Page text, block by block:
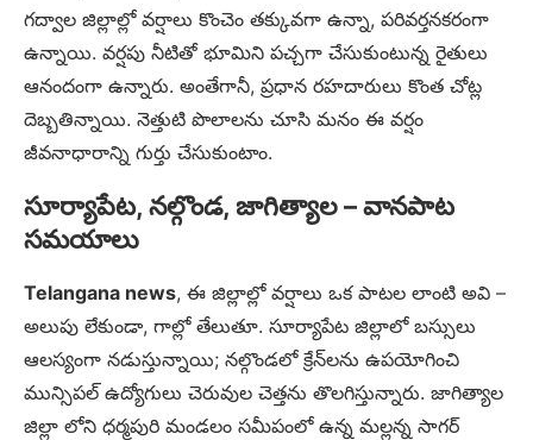
గద్వాల జిల్లాల్లో వర్షాలు కొంచెం తక్కువగా ఉన్నా, పరివర్తనకరంగా
ఉన్నాయి. వర్షపు నీటితో భూమిని పచ్చగా చేసుకుంటున్న రైతులు
ఆనందంగా ఉన్నారు. అంతేగానీ, ప్రధాన రహదారులు కొంత చోట్ల
దెబ్బతిన్నాయి. నెత్తుటి పొలాలను చూసి మనం ఈ వర్షం
జీవనాధారాన్ని గుర్తు చేసుకుంటాం.
సూర్యాపేట, నల్గొండ, జాగిత్యాల – వానపాట
సమయాలు
Telangana news, ఈ జిల్లాల్లో వర్షాలు ఒక పాటల లాంటి అవి –
అలుపు లేకుండా, గాల్లో తేలుతూ. సూర్యాపేట జిల్లాలో బస్సులు
ఆలస్యంగా నడుస్తున్నాయి; నల్గొండలో క్రేన్‌లను ఉపయోగించి
మున్సిపల్ ఉద్యోగులు చెరువుల చెత్తను తొలగిస్తున్నారు. జాగిత్యాల
జిల్లా లోని ధర్మపురి మండలం సమీపంలో ఉన్న మల్లన్న సాగర్